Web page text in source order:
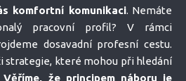
komfortní komunikaci. Nemáte
pracovní profil? V rámci
dosavadní profesní cestu.
strategie, které mohou při hledání
Věříme, že principem náboru je